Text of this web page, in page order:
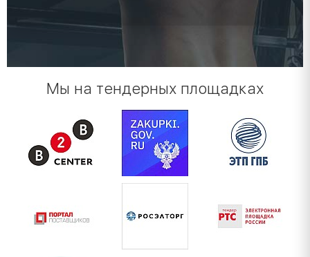
Мы на тендерных площадках